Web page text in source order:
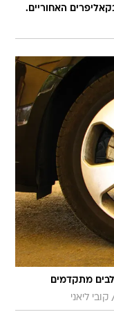
האחוריים.
מתקדמים
קובי ליאני